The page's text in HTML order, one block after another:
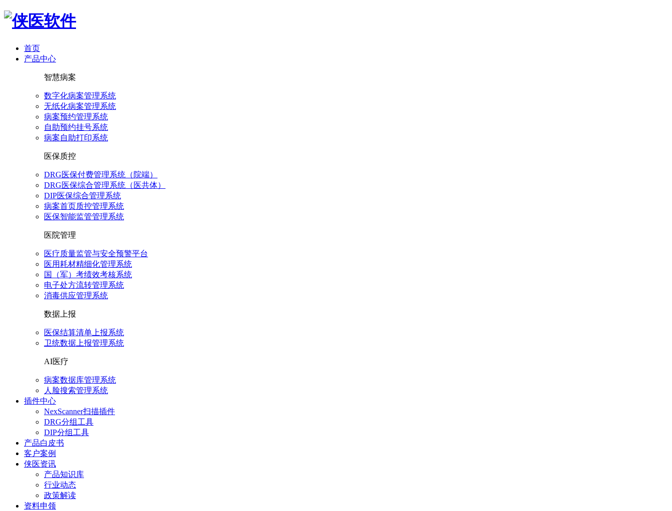
首页
产品中心
智慧病案
数字化病案管理系统
无纸化病案管理系统
病案预约管理系统
自助预约挂号系统
病案自助打印系统
医保质控
DRG医保付费管理系统（院端）
DRG医保综合管理系统（医共体）
DIP医保综合管理系统
病案首页质控管理系统
医保智能监管管理系统
医院管理
医疗质量监管与安全预警平台
医用耗材精细化管理系统
国（军）考绩效考核系统
电子处方流转管理系统
消毒供应管理系统
数据上报
医保结算清单上报系统
卫统数据上报管理系统
AI医疗
病案数据库管理系统
人脸搜索管理系统
插件中心
NexScanner扫描插件
DRG分组工具
DIP分组工具
产品白皮书
客户案例
侠医资讯
产品知识库
行业动态
政策解读
资料申领